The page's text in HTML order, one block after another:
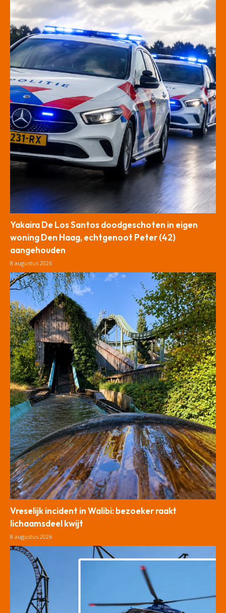
Yakaira De Los Santos doodgeschoten in eigen
woning Den Haag, echtgenoot Peter (42)
aangehouden
8 augustus 2026
Vreselijk incident in Walibi: bezoeker raakt
lichaamsdeel kwijt
8 augustus 2026